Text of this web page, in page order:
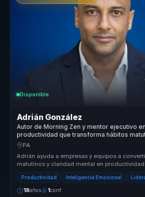
Disponible
Adrián González
Autor de Morning Zen y mentor ejecutivo
productividad que transforma hábitos
energía y rendimiento para líderes y
PA
Adrián ayuda a empresas y equipos a
matutinos y claridad mental en productividad
propuesta un...
Productividad Inteligencia Emocional
18años 1conf.